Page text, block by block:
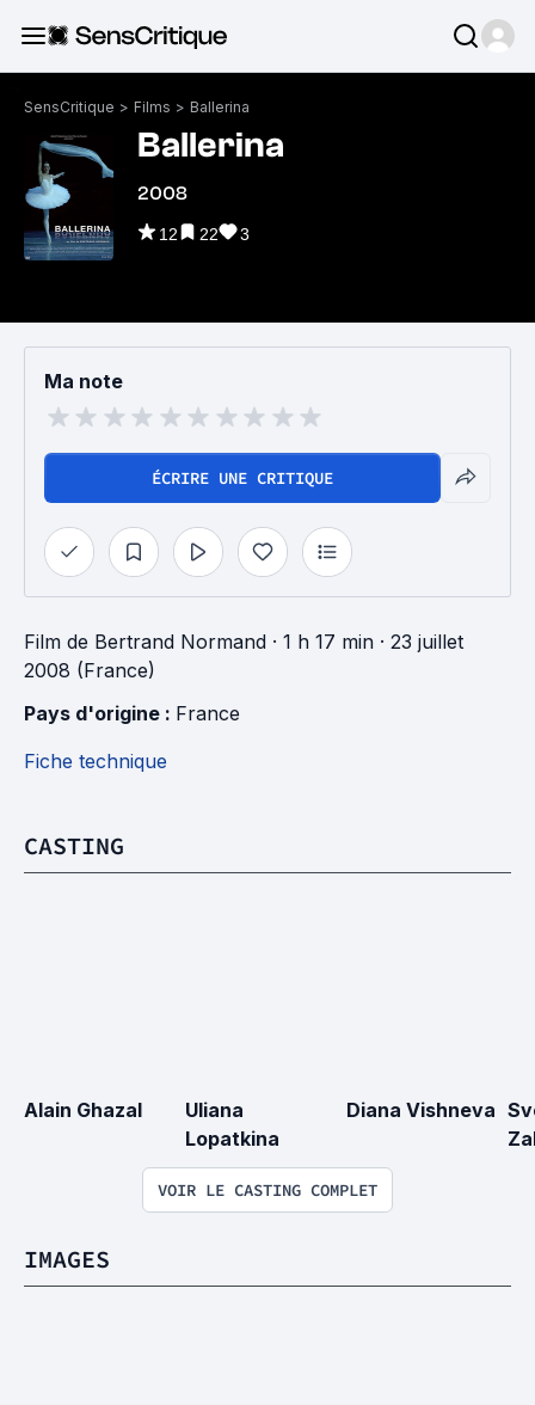
SensCritique > Films > Ballerina
Ballerina
2008
12 22 3
Ma note
ÉCRIRE UNE CRITIQUE
Film de Bertrand Normand · 1 h 17 min · 23 juillet
2008 (France)
Pays d'origine : France
Fiche technique
CASTING
Alain Ghazal
Uliana
Lopatkina
Diana Vishneva
VOIR LE CASTING COMPLET
IMAGES